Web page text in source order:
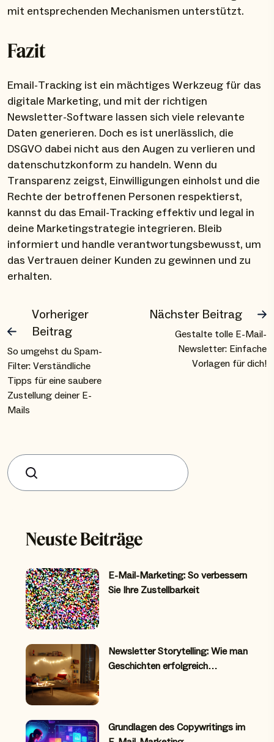
mit entsprechenden Mechanismen unterstützt.
Fazit
Email-Tracking ist ein mächtiges Werkzeug für das
digitale Marketing, und mit der richtigen
Newsletter-Software lassen sich viele relevante
Daten generieren. Doch es ist unerlässlich, die
DSGVO dabei nicht aus den Augen zu verlieren und
datenschutzkonform zu handeln. Wenn du
Transparenz zeigst, Einwilligungen einholst und die
Rechte der betroffenen Personen respektierst,
kannst du das Email-Tracking effektiv und legal in
deine Marketingstrategie integrieren. Bleib
informiert und handle verantwortungsbewusst, um
das Vertrauen deiner Kunden zu gewinnen und zu
erhalten.
Vorheriger
Beitrag
So umgehst du Spam-
Filter: Verständliche
Tipps für eine saubere
Zustellung deiner E-
Mails
Nächster Beitrag
Gestalte tolle E-Mail-
Newsletter: Einfache
Vorlagen für dich!
Suchen
Neuste Beiträge
E-Mail-Marketing: So verbessern
Sie Ihre Zustellbarkeit
Newsletter Storytelling: Wie man
Geschichten erfolgreich…
Grundlagen des Copywritings im